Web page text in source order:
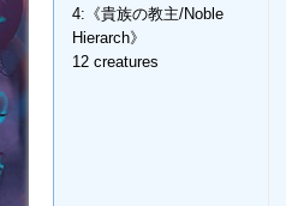
4:《貴族の教主/Noble
Hierarch》
12 creatures